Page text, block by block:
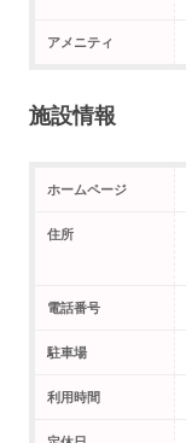
アメニティ
施設情報
ホームページ
住所
電話番号
駐車場
利用時間